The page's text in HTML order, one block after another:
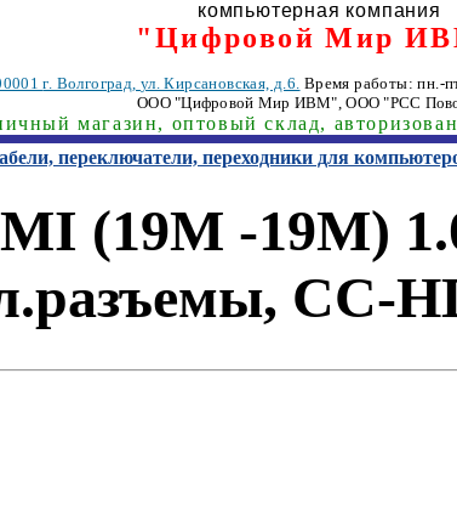
компьютерная компания
"Цифровой Мир
г. Волгоград, ул. Кирсановская, д.6. Время работы: пн.-
ООО "Цифровой Мир ИВМ", ООО "РСС
магазин, оптовый склад,
переключатели, переходники для
(19M -19M)
CC-